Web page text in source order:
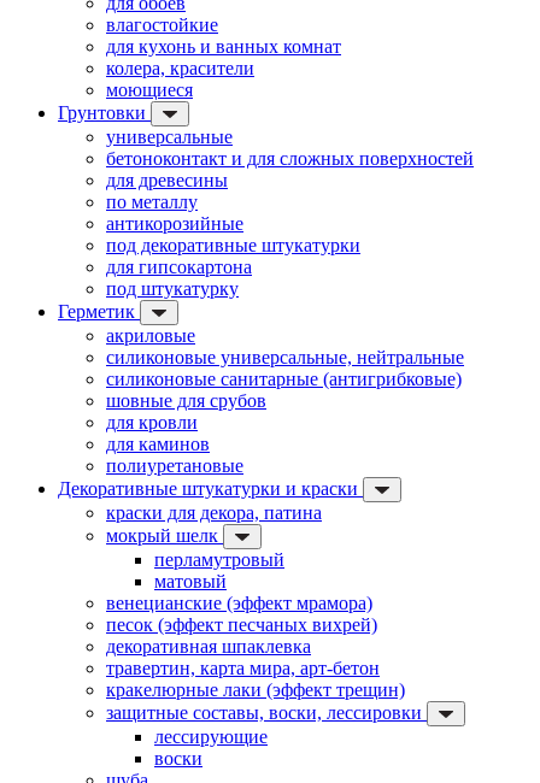
влагостойкие
для кухонь и ванных комнат
колера, красители
моющиеся
Грунтовки
универсальные
бетоноконтакт и для сложных поверхностей
для древесины
по металлу
антикорозийные
под декоративные штукатурки
для гипсокартона
под штукатурку
Герметик
акриловые
силиконовые универсальные, нейтральные
силиконовые санитарные (антигрибковые)
шовные для срубов
для кровли
для каминов
полиуретановые
Декоративные штукатурки и краски
краски для декора, патина
мокрый шелк
перламутровый
матовый
венецианские (эффект мрамора)
песок (эффект песчаных вихрей)
декоративная шпаклевка
травертин, карта мира, арт-бетон
кракелюрные лаки (эффект трещин)
защитные составы, воски, лессировки
лессирующие
воски